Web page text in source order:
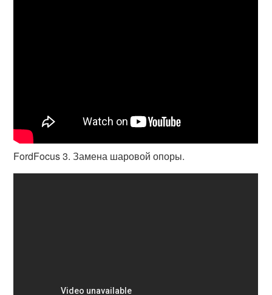
FordFocus 3. Замена шаровой опоры.